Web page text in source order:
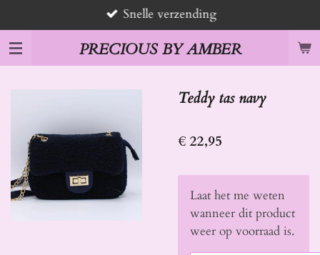
direct
naar
de
PRECIOUS BY AMBER
Snelle verzending
Teddy tas navy
€ 22,95
Laat het me weten
wanneer dit product
weer op voorraad is.